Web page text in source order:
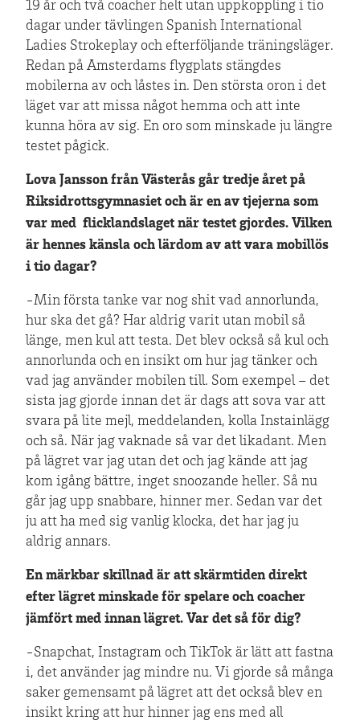
19 år och två coacher helt utan uppkoppling i tio
dagar under tävlingen Spanish International
Ladies Strokeplay och efterföljande träningsläger.
Redan på Amsterdams flygplats stängdes
mobilerna av och låstes in. Den största oron i det
läget var att missa något hemma och att inte
kunna höra av sig. En oro som minskade ju längre
testet pågick.
Lova Jansson från Västerås går tredje året på
Riksidrottsgymnasiet och är en av tjejerna som
var med flicklandslaget när testet gjordes. Vilken
är hennes känsla och lärdom av att vara mobillös
i tio dagar?
-Min första tanke var nog shit vad annorlunda,
hur ska det gå? Har aldrig varit utan mobil så
länge, men kul att testa. Det blev också så kul och
annorlunda och en insikt om hur jag tänker och
vad jag använder mobilen till. Som exempel – det
sista jag gjorde innan det är dags att sova var att
svara på lite mejl, meddelanden, kolla Instainlägg
och så. När jag vaknade så var det likadant. Men
på lägret var jag utan det och jag kände att jag
kom igång bättre, inget snoozande heller. Så nu
går jag upp snabbare, hinner mer. Sedan var det
ju att ha med sig vanlig klocka, det har jag ju
aldrig annars.
En märkbar skillnad är att skärmtiden direkt
efter lägret minskade för spelare och coacher
jämfört med innan lägret. Var det så för dig?
-Snapchat, Instagram och TikTok är lätt att fastna
i, det använder jag mindre nu. Vi gjorde så många
saker gemensamt på lägret att det också blev en
insikt kring att hur hinner jag ens med all